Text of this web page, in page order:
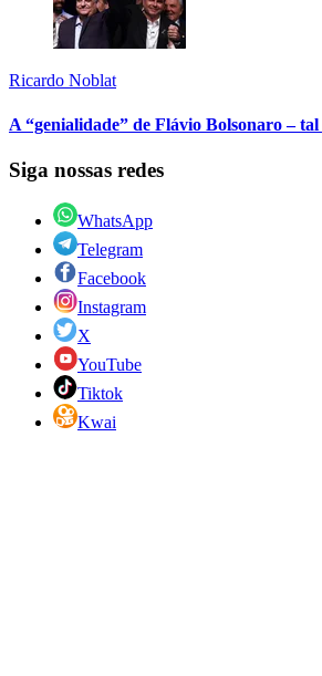
Ricardo Noblat
A “genialidade” de Flávio Bolsonaro –
Siga nossas redes
WhatsApp
Telegram
Facebook
Instagram
X
YouTube
Tiktok
Kwai